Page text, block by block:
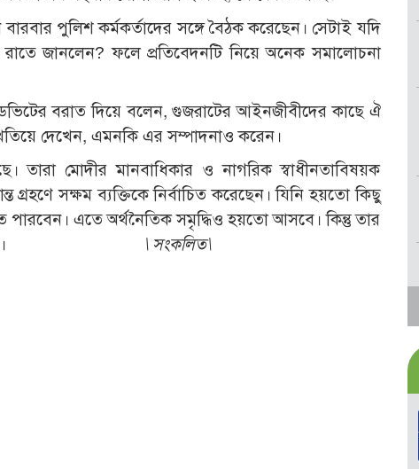
পুলিশ কর্মকর্তাদের সঙ্গে বৈঠক করেছেন। সেটাই যদি
জানলেন? ফলে প্রতিবেদনটি নিয়ে অনেক সমালোচনা
বরাত দিয়ে বলেন, গুজরাটের আইনজীবীদের কাছে ঐ
দেখেন, এমনকি এর সম্পাদনাও করেন।
মোদীর মানবাধিকার ও নাগরিক স্বাধীনতাবিষয়ক
গ্রহণে সক্ষম ব্যক্তিকে নির্বাচিত করেছেন। যিনি হয়তো কিছু
পারবেন। এতে অর্থনৈতিক সমৃদ্ধিও হয়তো আসবে। কিন্তু তার
দেখা দরকার।
\সংকলিত\